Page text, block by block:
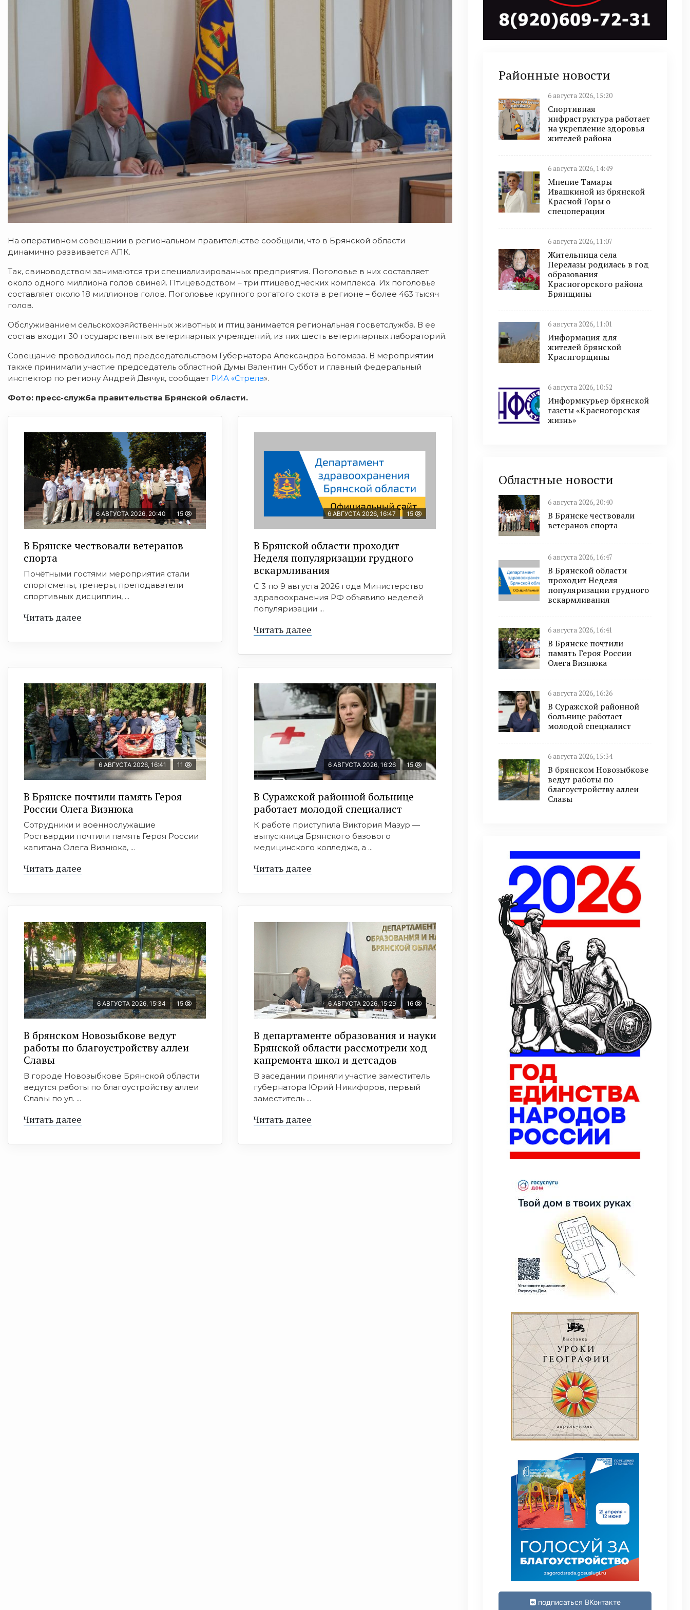
На оперативном совещании в региональном правительстве сообщили, что в Брянской области
динамично развивается АПК.
Так, свиноводством занимаются три специализированных предприятия. Поголовье в них составляет
около одного миллиона голов свиней. Птицеводством – три птицеводческих комплекса. Их поголовье
составляет около 18 миллионов голов. Поголовье крупного рогатого скота в регионе – более 463 тысяч
голов.
Обслуживанием сельскохозяйственных животных и птиц занимается региональная госветслужба. В ее
состав входит 30 государственных ветеринарных учреждений, из них шесть ветеринарных лабораторий.
Совещание проводилось под председательством Губернатора Александра Богомаза. В мероприятии
также принимали участие председатель областной Думы Валентин Суббот и главный федеральный
инспектор по региону Андрей Дьячук, сообщает РИА «Стрела».
Фото: пресс-служба правительства Брянской области.
6 АВГУСТА 2026, 20:40 15
В Брянске чествовали ветеранов
спорта
Почётными гостями мероприятия стали
спортсмены, тренеры, преподаватели
спортивных дисциплин, ...
Читать далее
6 АВГУСТА 2026, 16:47 15
В Брянской области проходит
Неделя популяризации грудного
вскармливания
С 3 по 9 августа 2026 года Министерство
здравоохранения РФ объявило неделей
популяризации ...
Читать далее
6 АВГУСТА 2026, 16:41 11
В Брянске почтили память Героя
России Олега Визнюка
Сотрудники и военнослужащие
Росгвардии почтили память Героя России
капитана Олега Визнюка, ...
Читать далее
6 АВГУСТА 2026, 16:26 15
В Суражской районной больнице
работает молодой специалист
К работе приступила Виктория Мазур —
выпускница Брянского базового
медицинского колледжа, а ...
Читать далее
6 АВГУСТА 2026, 15:34 15
В брянском Новозыбкове ведут
работы по благоустройству аллеи
Славы
В городе Новозыбкове Брянской области
ведутся работы по благоустройству аллеи
Славы по ул. ...
Читать далее
6 АВГУСТА 2026, 15:29 16
В департаменте образования и науки
Брянской области рассмотрели ход
капремонта школ и детсадов
В заседании приняли участие заместитель
губернатора Юрий Никифоров, первый
заместитель ...
Читать далее
Районные новости
6 августа 2026, 15:20
Спортивная
инфраструктура работает
на укрепление здоровья
жителей района
6 августа 2026, 14:49
Мнение Тамары
Ивашкиной из брянской
Красной Горы о
спецоперации
6 августа 2026, 11:07
Жительница села
Перелазы родилась в год
образования
Красногорского района
Брянщины
6 августа 2026, 11:01
Информация для
жителей брянской
Краснгорщины
6 августа 2026, 10:52
Информкурьер брянской
газеты «Красногорская
жизнь»
Областные новости
6 августа 2026, 20:40
В Брянске чествовали
ветеранов спорта
6 августа 2026, 16:47
В Брянской области
проходит Неделя
популяризации грудного
вскармливания
6 августа 2026, 16:41
В Брянске почтили
память Героя России
Олега Визнюка
6 августа 2026, 16:26
В Суражской районной
больнице работает
молодой специалист
6 августа 2026, 15:34
В брянском Новозыбкове
ведут работы по
благоустройству аллеи
Славы
подписаться ВКонтакте